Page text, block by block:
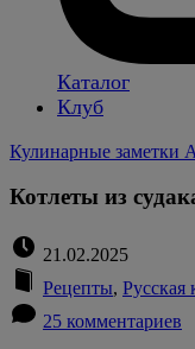
Каталог
Клуб
Кулинарные заметки
Котлеты из
21.02.2025
Рецепты, Русская
25 комментариев